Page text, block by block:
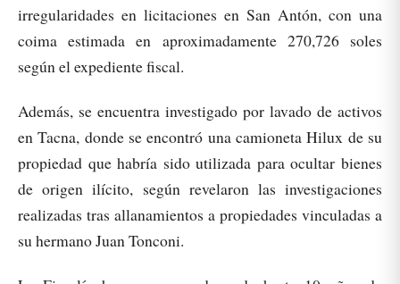
irregularidades en licitaciones en San Antón, con una
coima estimada en aproximadamente 270,726 soles
según el expediente fiscal.
Además, se encuentra investigado por lavado de activos
en Tacna, donde se encontró una camioneta Hilux de su
propiedad que habría sido utilizada para ocultar bienes
de origen ilícito, según revelaron las investigaciones
realizadas tras allanamientos a propiedades vinculadas a
su hermano Juan Tonconi.